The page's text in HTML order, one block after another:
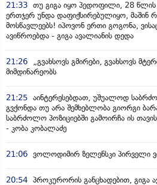
21:33 თუ გიგა იყო პედოფილი, 28 წლის
ერთჯერ უნდა დაფიქსირებულიყო, მაშინ
მოსწავლეებს! იპოვონ ერთი გოგონა,
ავიწროებდა - გიგა ავალიანის დედა
21:26
„გვახსოვს გმირები, გვახსოვს
მიმდინარეობს
21:25 აინტერესებდათ, უშუალოდ
გვქონდა თუ არა შემხებლობა გიორგი
საბრძოლო პოზიციებში გამოირჩა ის
- კობა კობალაძე
21:06 ვოლოდიმირ ზელენსკი პირველი
20:54 პროკურორის განცხადებით, გიგა